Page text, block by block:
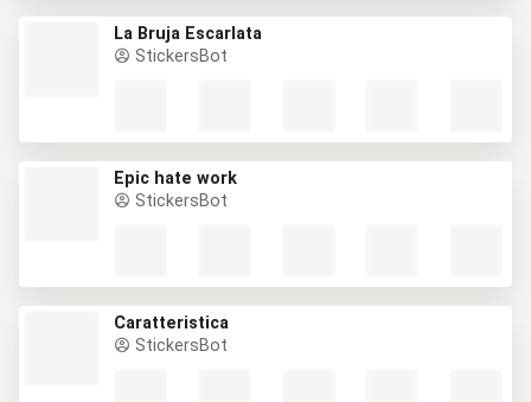
La Bruja Escarlata
StickersBot
Epic hate work
StickersBot
Caratteristica
StickersBot